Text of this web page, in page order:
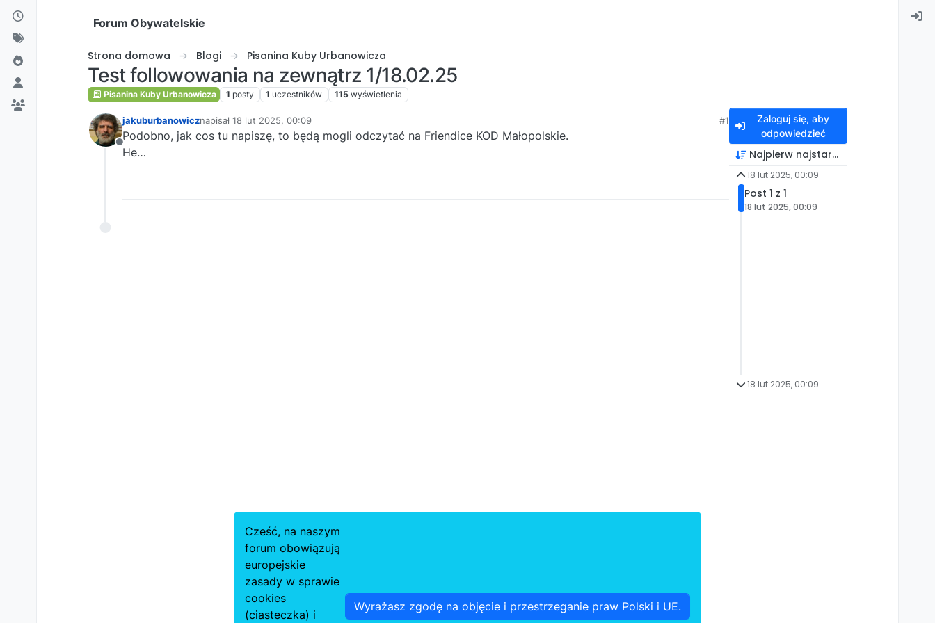
Przejdź do treści
Forum Obywatelskie
Strona domowa Blogi Pisanina Kuby Urbanowicza
Test followowania na zewnątrz 1/18.02.25
Pisanina Kuby Urbanowicza 1 posty 1 uczestników 115 wyświetlenia
Niedostępny
jakuburbanowicznapisał 18 lut 2025, 00:09
ostatnio edytowany przez
#1
Podobno, jak cos tu napiszę, to będą mogli odczytać na Friendice KOD Małopolskie.
He…
Zaloguj się, aby
odpowiedzieć
Najpierw najstarsze
18 lut 2025, 00:09
Post 1 z 1
18 lut 2025, 00:09
18 lut 2025, 00:09
Cześć, na naszym
forum obowiązują
europejskie
zasady w sprawie
cookies
(ciasteczka) i
Wyrażasz zgodę na objęcie i przestrzeganie praw Polski i UE.